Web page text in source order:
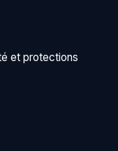
et protections